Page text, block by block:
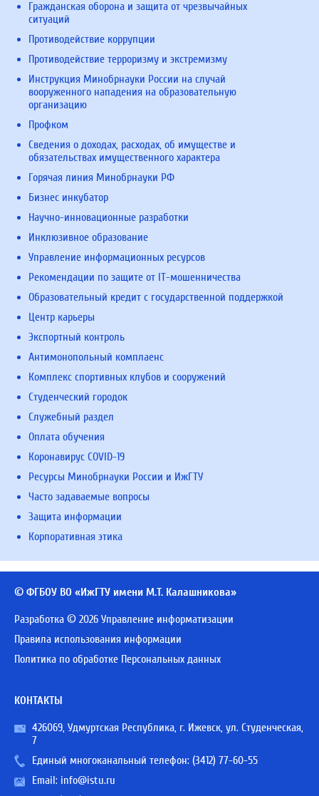
Гражданская оборона и защита от чрезвычайных
ситуаций
Противодействие коррупции
Противодействие терроризму и экстремизму
Инструкция Минобрнауки России на случай
вооруженного нападения на образовательную
организацию
Профком
Сведения о доходах, расходах, об имуществе и
обязательствах имущественного характера
Горячая линия Минобрнауки РФ
Бизнес инкубатор
Научно-инновационные разработки
Инклюзивное образование
Управление информационных ресурсов
Рекомендации по защите от IT-мошенничества
Образовательный кредит с государственной поддержкой
Центр карьеры
Экспортный контроль
Антимонопольный комплаенс
Комплекс спортивных клубов и сооружений
Студенческий городок
Служебный раздел
Оплата обучения
Коронавирус COVID-19
Ресурсы Минобрнауки России и ИжГТУ
Часто задаваемые вопросы
Защита информации
Корпоративная этика
© ФГБОУ ВО «ИжГТУ имени М.Т. Калашникова»
Разработка © 2026 Управление информатизации
Правила использования информации
Политика по обработке Персональных данных
КОНТАКТЫ
426069, Удмуртская Республика, г. Ижевск, ул. Студенческая,
7
Единый многоканальный телефон: (3412) 77-60-55
Email: info@istu.ru